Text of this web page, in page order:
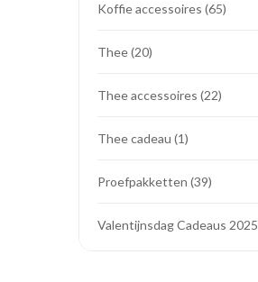
Koffie accessoires 65
Thee 20
Thee accessoires 22
Thee cadeau 1
Proefpakketten 39
Valentijnsdag Cadeaus 2025